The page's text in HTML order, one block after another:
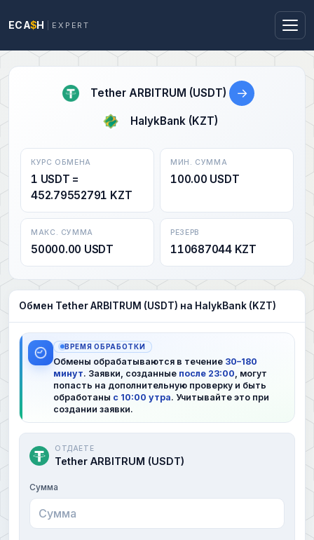
ECA$H EXPERT
Tether ARBITRUM (USDT) →
HalykBank (KZT)
КУРС ОБМЕНА
1 USDT =
452.79552791 KZT
МИН. СУММА
100.00 USDT
МАКС. СУММА
50000.00 USDT
РЕЗЕРВ
110687044 KZT
Обмен Tether ARBITRUM (USDT) на HalykBank (KZT)
ВРЕМЯ ОБРАБОТКИ
Обмены обрабатываются в течение 30–180
минут. Заявки, созданные после 23:00 , могут
попасть на дополнительную проверку и быть
обработаны с 10:00 утра. Учитывайте это при
создании заявки.
ОТДАЕТЕ
Tether ARBITRUM (USDT)
Сумма